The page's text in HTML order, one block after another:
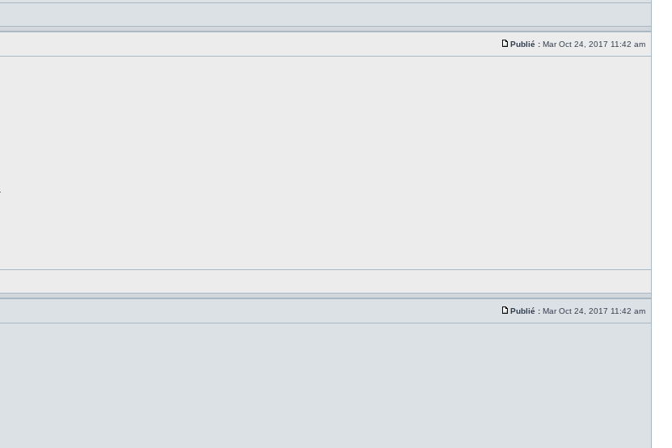
Publié : Mar Oct 24, 2017 11:42 am
Publié : Mar Oct 24, 2017 11:42 am